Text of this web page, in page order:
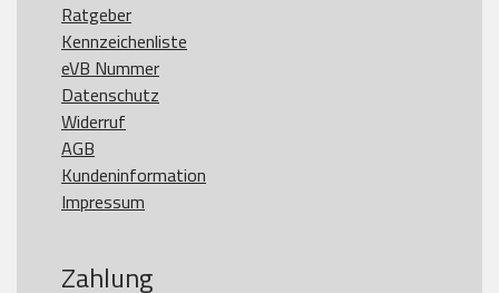
Ratgeber
Kennzeichenliste
eVB Nummer
Datenschutz
Widerruf
AGB
Kundeninformation
Impressum
Zahlung